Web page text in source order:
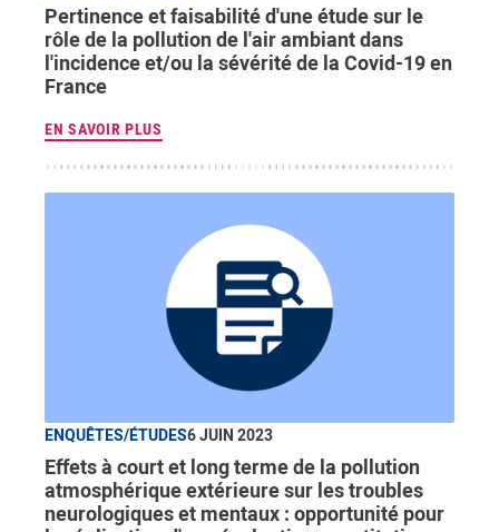
Pertinence et faisabilité d'une étude sur le
rôle de la pollution de l'air ambiant dans
l'incidence et/ou la sévérité de la Covid-19 en
France
EN SAVOIR PLUS
ENQUÊTES/ÉTUDES6 JUIN 2023
Effets à court et long terme de la pollution
atmosphérique extérieure sur les troubles
neurologiques et mentaux : opportunité pour